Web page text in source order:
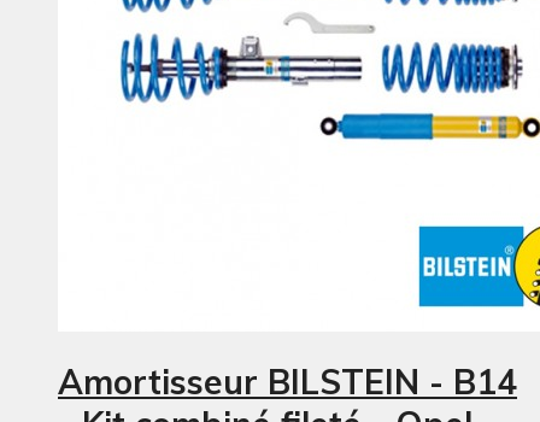
Amortisseur BILSTEIN - B14